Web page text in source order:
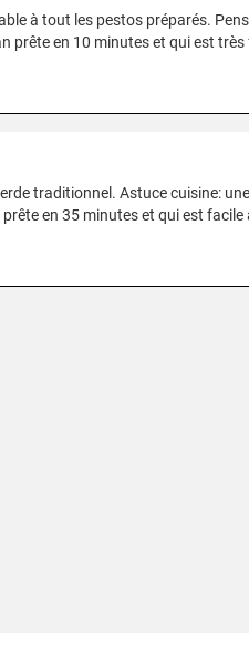
à tout les pestos préparés.
prête en 10 minutes et qui est très
traditionnel. Astuce cuisine:
en 35 minutes et qui est facile